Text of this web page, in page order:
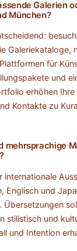
Galerien
München?
Galeriekataloge,
für
und
erhöhen Ihre
Kontakte zu
mehrsprachige
internationale
Englisch und
Übersetzungen
stilistisch und
und Intention